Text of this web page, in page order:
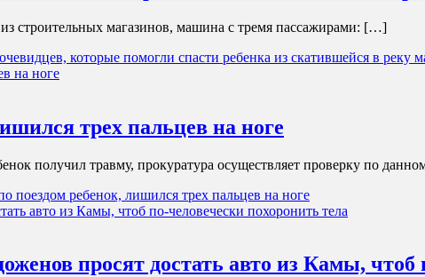
строительных магазинов, машина с тремя пассажирами: […]
которые помогли спасти ребенка из скатившейся в реку
трех пальцев на ноге
получил травму, прокуратура осуществляет проверку по
поездом ребенок, лишился трех пальцев на ноге
просят достать авто из Камы, чтоб